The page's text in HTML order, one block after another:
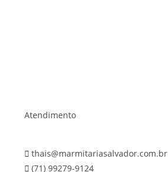
Atendimento
thais@marmitariasalvador.com.br
(71) 99279-9124